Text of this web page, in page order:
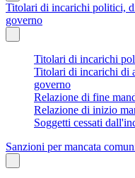
Titolari di incarichi politici,
governo
Titolari di incarichi
Titolari di incarichi di
governo
Relazione di fine
Relazione di inizio
Soggetti cessati
Sanzioni per mancata